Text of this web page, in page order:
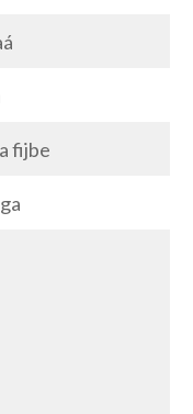
fijbe